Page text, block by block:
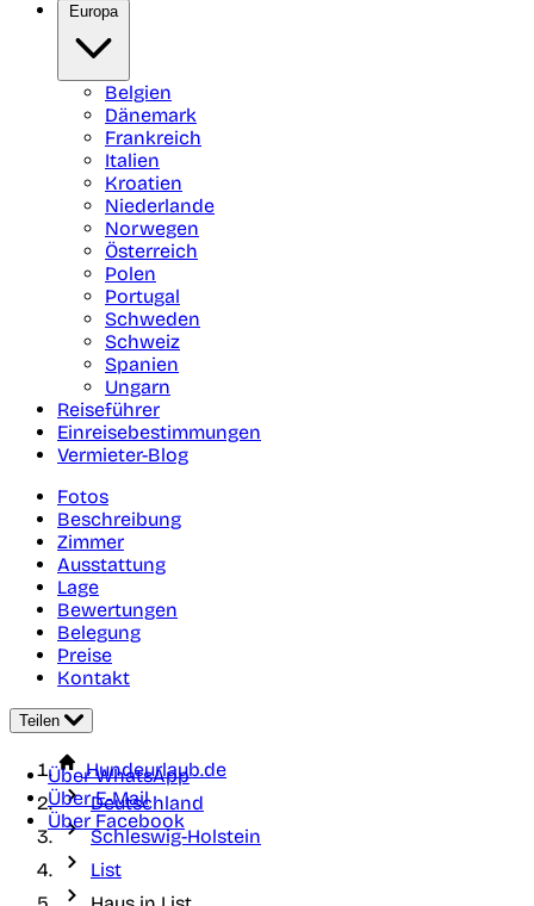
Europa
Belgien
Dänemark
Frankreich
Italien
Kroatien
Niederlande
Norwegen
Österreich
Polen
Portugal
Schweden
Schweiz
Spanien
Ungarn
Reiseführer
Einreisebestimmungen
Vermieter-Blog
Fotos
Beschreibung
Zimmer
Ausstattung
Lage
Bewertungen
Belegung
Preise
Kontakt
Teilen
Über WhatsApp
Über E-Mail
Über Facebook
Hundeurlaub.de
Deutschland
Schleswig-Holstein
List